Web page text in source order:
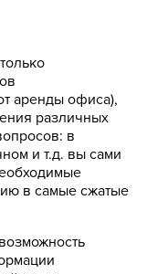
аренды офиса),
различных
в
и т.д. вы сами
в самые сжатые